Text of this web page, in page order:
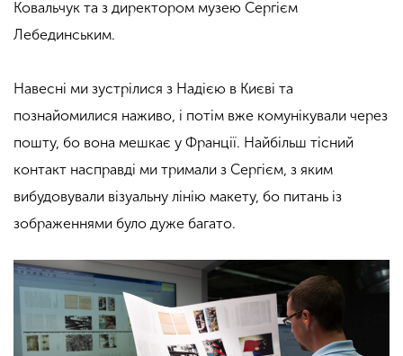
Ковальчук та з директором музею Сергієм
Лебединським.
Навесні ми зустрілися з Надією в Києві та
познайомилися наживо, і потім вже комунікували через
пошту, бо вона мешкає у Франції. Найбільш тісний
контакт насправді ми тримали з Сергієм, з яким
вибудовували візуальну лінію макету, бо питань із
зображеннями було дуже багато.